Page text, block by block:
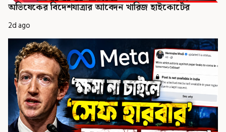
অভিষেকের বিদেশযাত্রার আবেদন খারিজ হাইকোর্টের
2d ago